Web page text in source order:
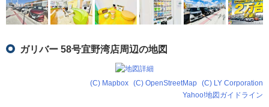
ガリバー 58号宜野湾店周辺の地図
(C) Mapbox (C) OpenStreetMap (C) LY Corporation
Yahoo!地図ガイドライン